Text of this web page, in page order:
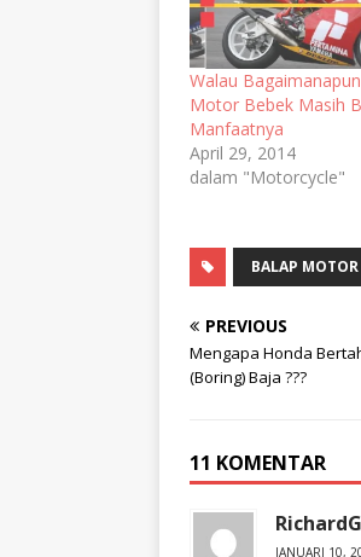
Walau
Motor Bebek Masih
Manfaatnya
April 29, 2014
dalam "Motorcycle"
BALAP MOTOR
PREVIOUS
Mengapa Honda
(Boring) Baja ???
11 KOMENTAR
JANUARI 10,